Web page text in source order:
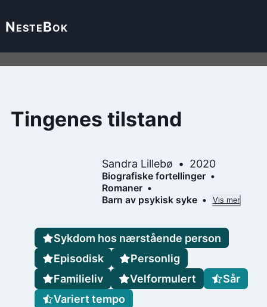
NesteBok
Tingenes tilstand
Sandra Lillebø 2020
Biografiske fortellinger
Romaner
Barn av psykisk syke
Vis mer
Sykdom hos nærstående person
Episodisk
Personlig
Familieliv
Velformulert
Sår
Variert tempo